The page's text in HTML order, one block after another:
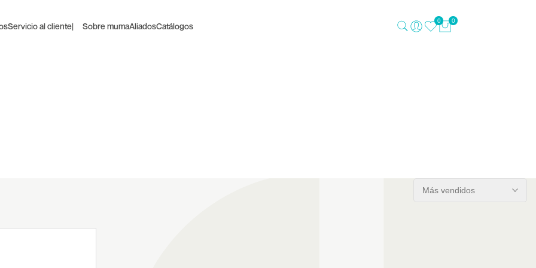
Servicio al cliente| Sobre mumaAliadosCatálogos
0 0
Más vendidos